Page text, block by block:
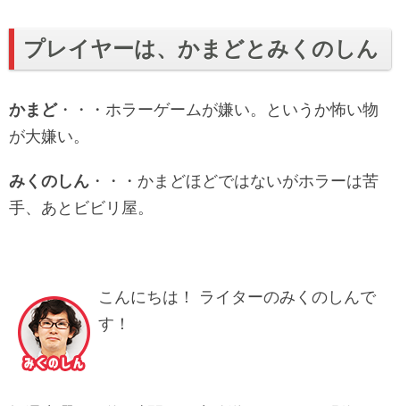
プレイヤーは、かまどとみくのしん
かまど・・・ホラーゲームが嫌い。というか怖い物
が大嫌い。
みくのしん ・・・かまどほどではないがホラーは苦
手、あとビビリ屋。
こんにちは！ ライターのみくのしんで
す！